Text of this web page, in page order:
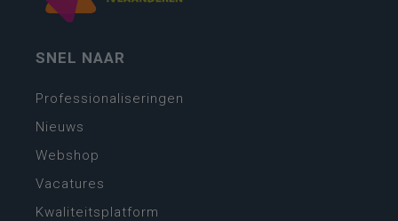
SNEL NAAR
Professionaliseringen
Nieuws
Webshop
Vacatures
Kwaliteitsplatform